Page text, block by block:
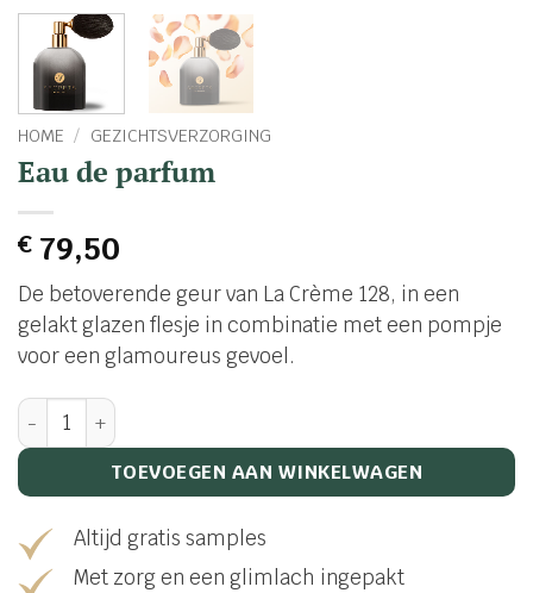
HOME / GEZICHTSVERZORGING
Eau de parfum
€79,50
De betoverende geur van La Crème 128, in een
gelakt glazen flesje in combinatie met een pompje
voor een glamoureus gevoel.
Eau de parfum aantal
TOEVOEGEN AAN WINKELWAGEN
Altijd gratis samples
Met zorg en een glimlach ingepakt